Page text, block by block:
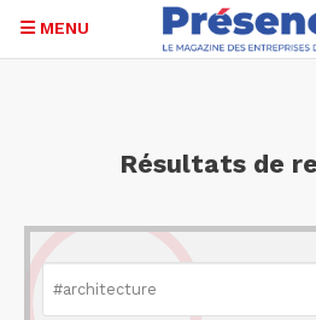
MENU
Résultats de